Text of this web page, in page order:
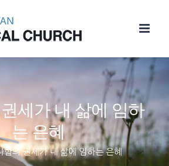
세가 내 삶에 임하
는 은혜
함의 권세가 내 삶에 임하는 은혜